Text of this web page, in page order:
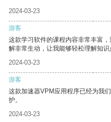
2024-03-23
游客
这款学习软件的课程内容非常丰富
解非常生动，让我能够轻松理解知识
2024-03-23
游客
这款加速器VPM应用程序已经为我
护。
2024-03-23